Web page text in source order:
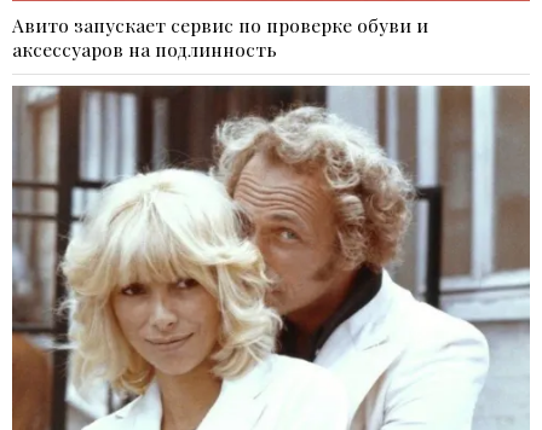
Авито запускает сервис по проверке обуви и
аксессуаров на подлинность